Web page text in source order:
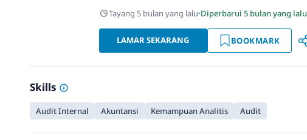
Tayang 5 bulan yang lalu·Diperbarui 5 bulan yang lalu
LAMAR SEKARANG BOOKMARK
Skills
Audit Internal Akuntansi Kemampuan Analitis Audit